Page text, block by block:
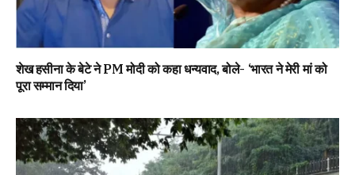
शेख हसीना के बेटे ने PM मोदी को कहा धन्यवाद, बोले- ‘भारत ने मेरी मां को
पूरा सम्मान दिया’